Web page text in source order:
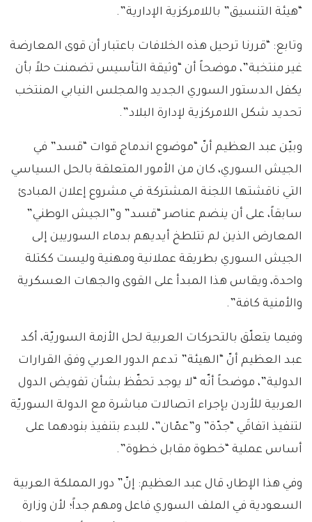
“هيئة التنسيق” باللامركزية الإدارية”.
وتابع: “قررنا ترحيل هذه الخلافات باعتبار أن قوى المعارضة
غير منتخبة”، موضحاً أن “وثيقة التأسيس تضمنت حلاً بأن
يكفل الدستور السوري الجديد والمجلس النيابي المنتخب
تحديد شكل اللامركزية لإدارة البلاد”.
وبيّن عبد العظيم أنّ “موضوع اندماج قوات “قسد” في
الجيش السوري، كان من الأمور المتعلقة بالحل السياسي
التي ناقشتها اللجنة المشتركة في مشروع إعلان المبادئ
سابقاً، على أن ينضم عناصر “قسد” و”الجيش الوطني”
المعارض الذين لم تتلطخ أيديهم بدماء السوريين إلى
الجيش السوري بطريقة عملانية ومهنية وليست ككتلة
واحدة، ويقاس هذا المبدأ على القوى والجهات العسكرية
والأمنية كافة”.
وفيما يتعلّق بالتحركات العربية لحل الأزمة السوريّة، أكد
عبد العظيم أنّ “الهيئة” تدعم الدور العربي وفق القرارات
الدولية”، موضحاً أنّه “لا يوجد تحفّظ بشأن تفويض الدول
العربية للأردن بإجراء اتصالات مباشرة مع الدولة السوريّة
لتنفيذ اتفاقَي “جدّة” و”عمّان”، للبدء بتنفيذ بنودهما على
أساس عملية “خطوة مقابل خطوة”.
وفي هذا الإطار، قال عبد العظيم: إنّ” دور المملكة العربية
السعودية في الملف السوري فاعل ومهم جداً؛ لأن وزارة